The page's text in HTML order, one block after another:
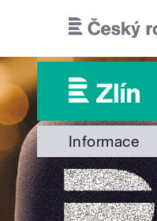
Informace